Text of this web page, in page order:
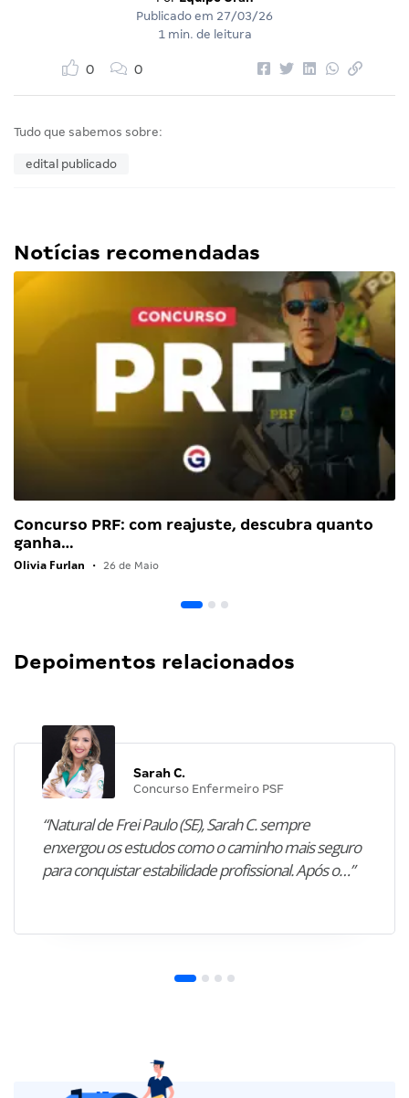
Publicado em 27/03/26
1 min. de leitura
0 0
Tudo que sabemos sobre:
edital publicado
Notícias recomendadas
Concurso PRF: com reajuste, descubra quanto
ganha…
Olivia Furlan • 26 de Maio
Depoimentos relacionados
Sarah C.
Concurso Enfermeiro PSF
“Natural de Frei Paulo (SE), Sarah C. sempre
enxergou os estudos como o caminho mais seguro
para conquistar estabilidade profissional. Após o…”